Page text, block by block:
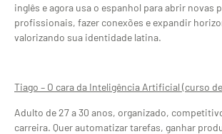
inglês e agora usa o espanhol para abrir novas
profissionais, fazer conexões e expandir
valorizando sua identidade latina.
Tiago – O cara da Inteligência Artificial (curso
Adulto de 27 a 30 anos, organizado,
carreira. Quer automatizar tarefas, ganhar